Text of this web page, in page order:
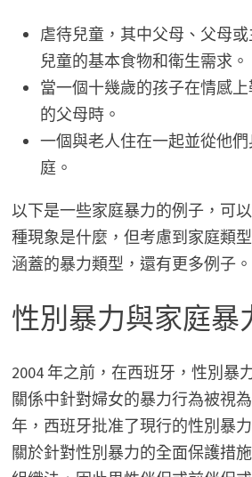
虐待兒童，其中父母、父母
兒童的基本食物和衛生需求。
當一個十幾歲的孩子在情感
的父母時。
一個與老人住在一起並從他
庭。
以下是一些家庭暴力的例子，可
種現象是什麼，但考慮到家庭類
涵蓋的暴力類型，還有更多例子。
性別暴力與家庭暴
2004 年之前，在西班牙，性別暴
關係中針對婦女的暴力行為被視
年，西班牙批准了現行的性別暴
關於針對性別暴力的全面保護措